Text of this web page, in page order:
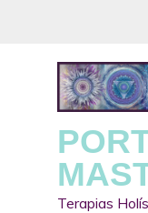
Terapias